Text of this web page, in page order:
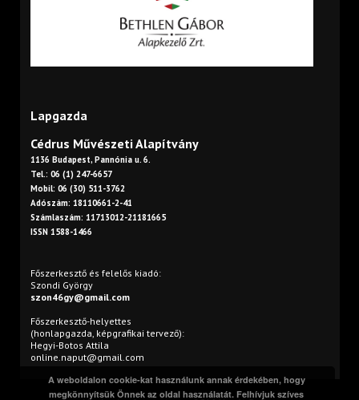
Lapgazda
Cédrus Művészeti Alapítvány
1136 Budapest, Pannónia u. 6.
Tel.: 06 (1) 247-6657
Mobil: 06 (30) 511-3762
Adószám: 18110661-2-41
Számlaszám: 11713012-21181665
ISSN 1588-1466
Főszerkesztő és felelős kiadó:
Szondi György
szon46gy@gmail.com
Főszerkesztő-helyettes
(honlapgazda, képgrafikai tervező):
Hegyi-Botos Attila
online.naput@gmail.com
A weboldalon cookie-kat használunk annak érdekében, hogy
megkönnyítsük Önnek az oldal használatát. Felhívjuk szíves